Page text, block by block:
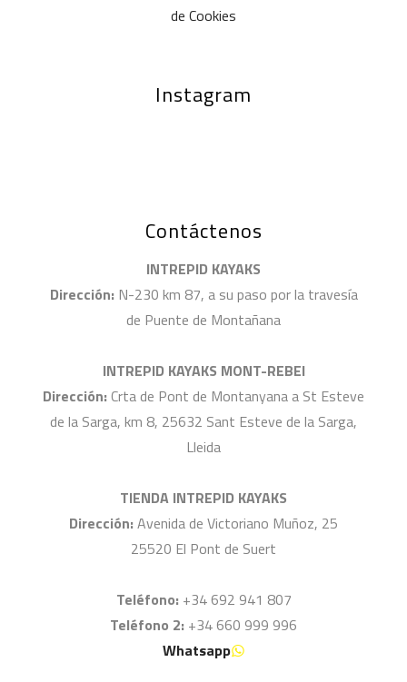
de Cookies
Instagram
Contáctenos
INTREPID KAYAKS
Dirección: N-230 km 87, a su paso por la travesía
de Puente de Montañana
INTREPID KAYAKS MONT-REBEI
Dirección: Crta de Pont de Montanyana a St Esteve
de la Sarga, km 8, 25632 Sant Esteve de la Sarga,
Lleida
TIENDA INTREPID KAYAKS
Dirección: Avenida de Victoriano Muñoz, 25
25520 El Pont de Suert
Teléfono: +34 692 941 807
Teléfono 2: +34 660 999 996
Whatsapp